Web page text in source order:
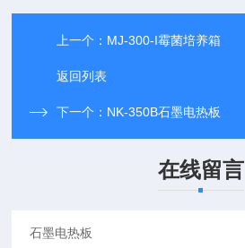
上一个： MJ-300-I霉菌培养箱
返回列表
下一个： NK-350B石墨电热板
在线留言